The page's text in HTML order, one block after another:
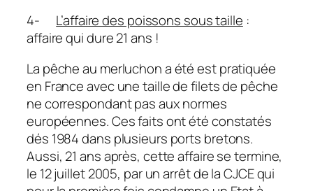
4- L’affaire des poissons sous taille :
affaire qui dure 21 ans !
La pêche au merluchon a été est pratiquée
en France avec une taille de filets de pêche
ne correspondant pas aux normes
européennes. Ces faits ont été constatés
dés 1984 dans plusieurs ports bretons.
Aussi, 21 ans après, cette affaire se termine,
le 12 juillet 2005, par un arrêt de la CJCE qui